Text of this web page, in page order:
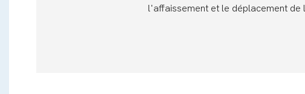
l'affaissement et le déplacement de